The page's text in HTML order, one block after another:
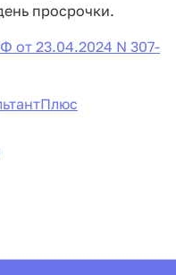
просрочки.
от 23.04.2024 N 307-